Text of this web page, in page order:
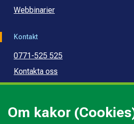
Om kakor
Webbinarier
Kontakt
0771-525 525
Kontakta oss
Press
Kommunal budget- och